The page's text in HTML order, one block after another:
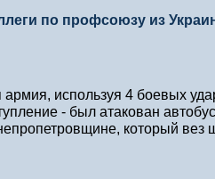
по профсоюзу из
используя 4 боевых
- был атакован автобус
который вез